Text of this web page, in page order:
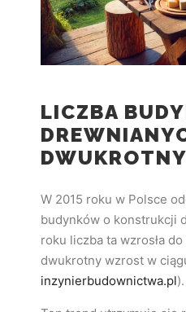
LICZBA
W 2015 roku w Polsce
budynków o konstrukcji
roku liczba ta wzrosła
dwukrotny wzrost w
inzynierbudownictwa.pl).